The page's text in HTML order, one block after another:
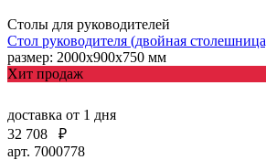
Столы для руководителей
Стол руководителя (двойная
размер: 2000х900х750 мм
Хит продаж
доставка от 1 дня
32 708
₽
арт. 7000778